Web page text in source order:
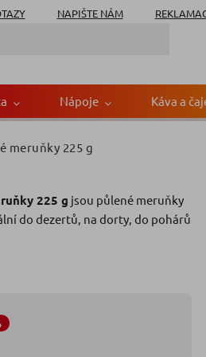
NAPIŠTE NÁM
Nápoje Káva a
meruňky 225 g
Značka:Edeka
225 g jsou půlené meruňky
do dezertů, na dorty, do pohárů